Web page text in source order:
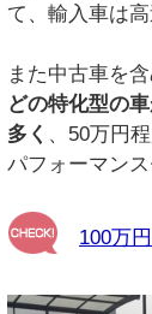
て、輸入車は
また中古車を
どの特化型の
多く 、50万円
パフォーマン
100万